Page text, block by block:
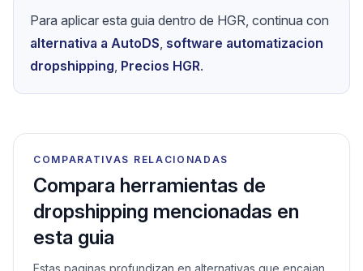
Prueba Hustle Got Real con
garantía de 7 días
Para aplicar esta guia dentro de HGR, continua con
alternativa a AutoDS,software automatizacion
dropshipping